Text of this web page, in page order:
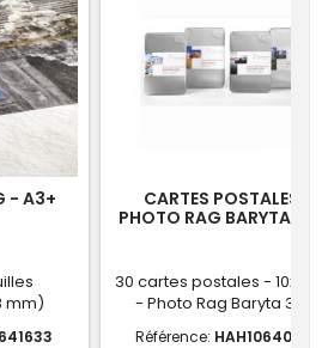
- A3+
mm)
CARTES POSTALES -
PHOTO RAG BARYTA
30 cartes postales - 10x15
- Photo Rag Baryta 315g
Référence: HAH10640773